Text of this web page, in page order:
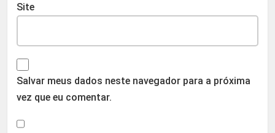
Site
Salvar meus dados neste navegador para a próxima
vez que eu comentar.